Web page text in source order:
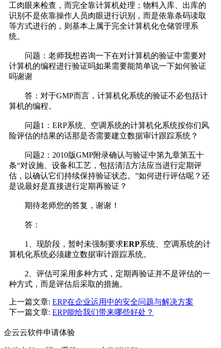
工肉眼来检查，而完全靠计算机处理；物料入库、出库的
识别不是依靠操作人员肉眼进行识别，而是依靠条码读取
等方式进行的，则基本上属于完全计算机化仓储管理系
统。
问题：老师我想咨询一下在对计算机的验证中需要对
计算机的编程进行验证吗如果需要能简单说一下如何验证
吗谢谢
答：对于GMP而言，计算机化系统的验证不必包括计
算机的编程。
问题1：ERP系统、空调系统的计算机化系统按你们风
险评估的结果的话那是否需要建立数据审计跟踪系统？
问题2：2010版GMP附录确认与验证中第九章第五十
条“对设施、设备和工艺，包括清洁方法应当进行定期评
估，以确认它们持续保持验证状态。”如何进行评估呢？还
是说最好是直接进行定期再验证？
期待老师您的答复，谢谢！
答：
1、现阶段，暂时未强制要求ERP系统、空调系统的计
算机化系统必须建立数据审计跟踪系统。
2、评估可采用多种方式，定期再验证并不是评估的一
种方式，而是评估后采取的措施。
上一篇文章: ERP在企业运用中的安全问题与解决方案
下一篇文章: ERP能给我们带来哪些好处？
企云云软件申请体验